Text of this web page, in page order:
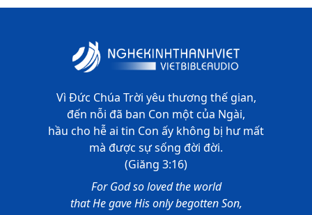
Vì Đức Chúa Trời yêu thương thế gian,
đến nỗi đã ban Con một của Ngài,
hầu cho hễ ai tin Con ấy không bị hư mất
mà được sự sống đời đời.
(Giăng 3:16)
For God so loved the world
that He gave His only begotten Son,